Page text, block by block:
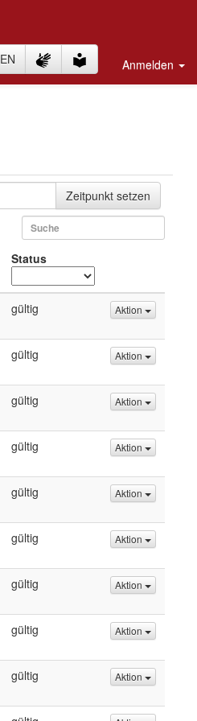
Anmelden
EN
Zeitpunkt setzen
Status
gültig Aktion
gültig Aktion
gültig Aktion
gültig Aktion
gültig Aktion
gültig Aktion
gültig Aktion
gültig Aktion
gültig Aktion